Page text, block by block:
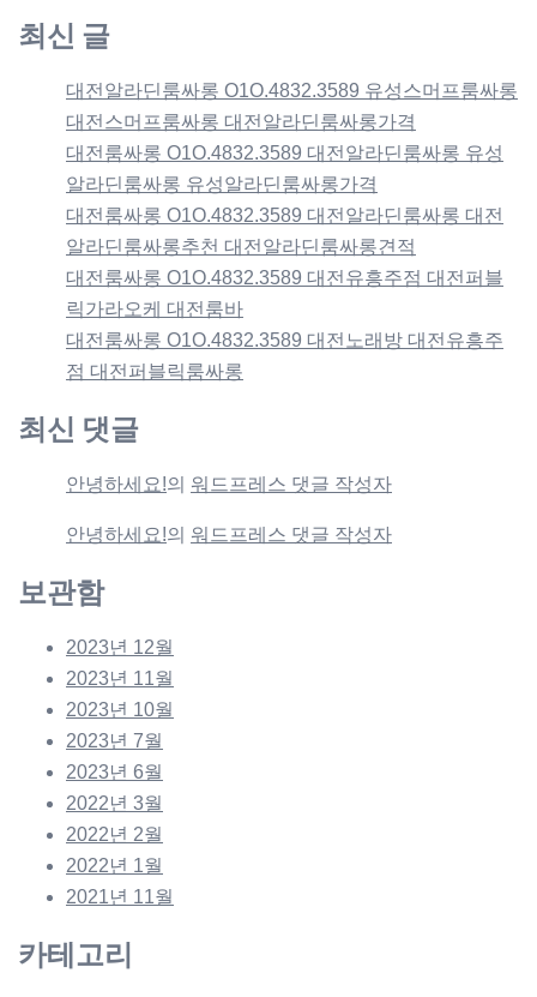
최신 글
대전알라딘룸싸롱 O1O.4832.3589 유성스머프룸싸롱
대전스머프룸싸롱 대전알라딘룸싸롱가격
대전룸싸롱 O1O.4832.3589 대전알라딘룸싸롱 유성
알라딘룸싸롱 유성알라딘룸싸롱가격
대전룸싸롱 O1O.4832.3589 대전알라딘룸싸롱 대전
알라딘룸싸롱추천 대전알라딘룸싸롱견적
대전룸싸롱 O1O.4832.3589 대전유흥주점 대전퍼블
릭가라오케 대전룸바
대전룸싸롱 O1O.4832.3589 대전노래방 대전유흥주
점 대전퍼블릭룸싸롱
최신 댓글
안녕하세요!의 워드프레스 댓글 작성자
안녕하세요!의 워드프레스 댓글 작성자
보관함
2023년 12월
2023년 11월
2023년 10월
2023년 7월
2023년 6월
2022년 3월
2022년 2월
2022년 1월
2021년 11월
카테고리